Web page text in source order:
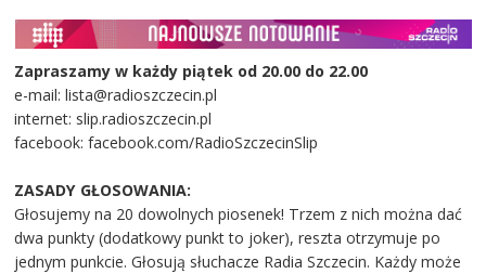
Zapraszamy w każdy piątek od 20.00 do 22.00
e-mail: lista@radioszczecin.pl
internet: slip.radioszczecin.pl
facebook: facebook.com/RadioSzczecinSlip
ZASADY GŁOSOWANIA:
Głosujemy na 20 dowolnych piosenek! Trzem z nich można dać
dwa punkty (dodatkowy punkt to joker), reszta otrzymuje po
jednym punkcie. Głosują słuchacze Radia Szczecin. Każdy może